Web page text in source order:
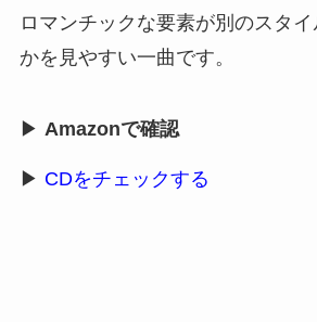
ロマンチックな要素が別のスタ
かを見やすい一曲です。
▶ Amazonで確認
▶ CDをチェックする